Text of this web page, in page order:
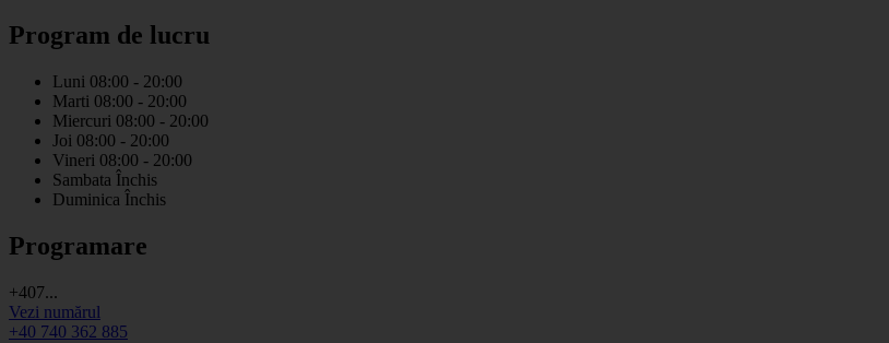
Program de lucru
Luni 08:00 - 20:00
Marti 08:00 - 20:00
Miercuri 08:00 - 20:00
Joi 08:00 - 20:00
Vineri 08:00 - 20:00
Sambata Închis
Duminica Închis
Programare
+407...
Vezi numărul
+40 740 362 885